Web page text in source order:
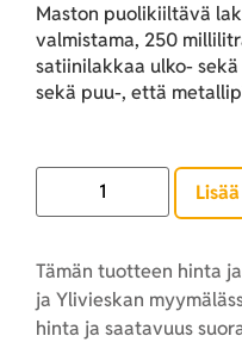
Maston puolikiiltävä
valmistama, 250
satiinilakkaa ulko-
sekä puu-, että
Tämän tuotteen hinta
ja Ylivieskan
hinta ja saatavuus